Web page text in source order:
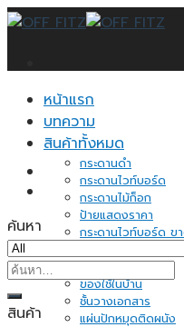
Skip
หน้าแรก
บทความ
สินค้าทั้งหมด
กระดานดำ
กระดานไวท์บอร์ด
กระดานไม้ก็อก
ป้ายแสดงราคา
กระดานไวท์บอร์ด ข
กระดาษโน้ต
ของใช้ในบ้าน
ชั้นวางเอกสาร
แผ่นปักหมุดติดผนัง
ค้นหา
ค้นหา:
สินค้า